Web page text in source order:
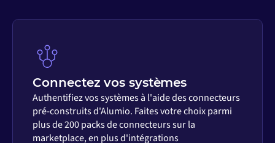
Connectez vos systèmes
Authentifiez vos systèmes à l'aide des connecteurs
pré-construits d'Alumio. Faites votre choix parmi
plus de 200 packs de connecteurs sur la
marketplace, en plus d'intégrations